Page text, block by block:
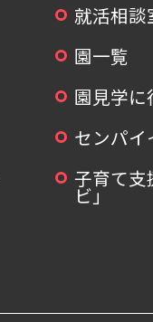
就活相談
園一覧
園見学
センパ
子育て支
ビ」